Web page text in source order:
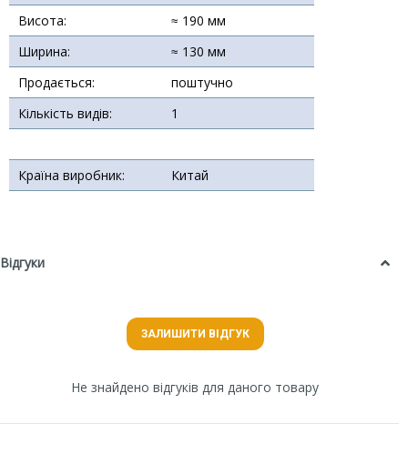
Висота:
≈ 190 мм
Ширина:
≈ 130 мм
Продається:
поштучно
Кількість видів:
1
Країна виробник: Китай
Відгуки
ЗАЛИШИТИ ВІДГУК
Не знайдено відгуків для даного товару